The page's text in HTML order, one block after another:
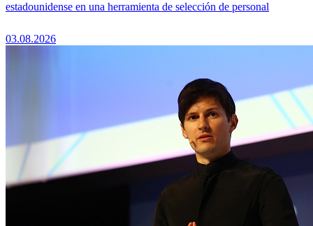
estadounidense en una herramienta de selección de personal
03.08.2026